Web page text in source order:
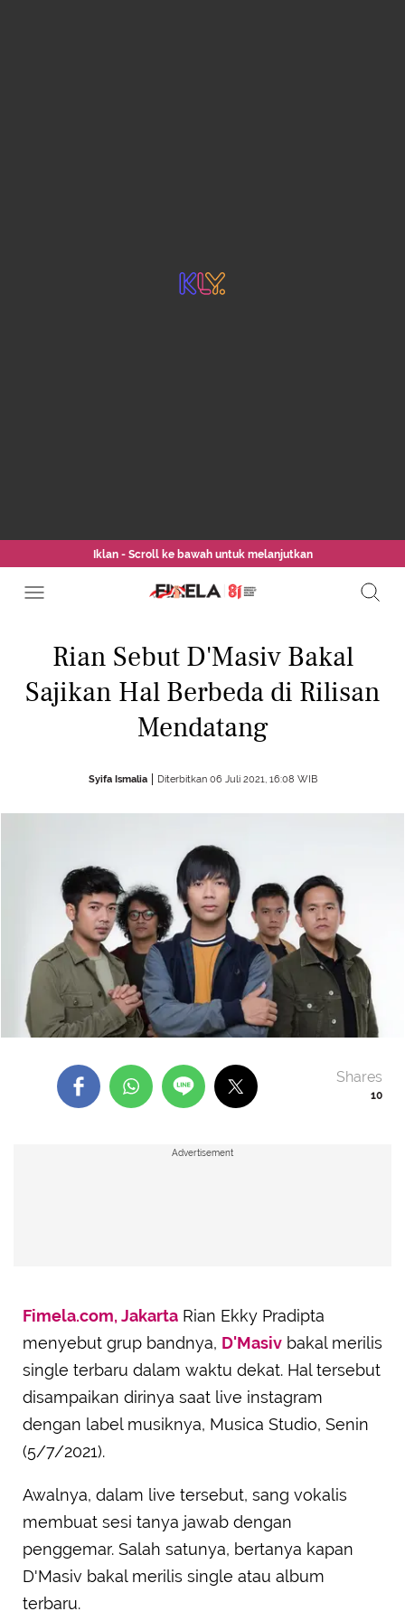
Iklan - Scroll ke bawah untuk melanjutkan
Rian Sebut D'Masiv Bakal
Sajikan Hal Berbeda di Rilisan
Mendatang
Syifa Ismalia Diterbitkan 06 Juli 2021, 16:08 WIB
10
Shares
Advertisement
Fimela.com, Jakarta Rian Ekky Pradipta
menyebut grup bandnya, D'Masiv bakal merilis
single terbaru dalam waktu dekat. Hal tersebut
disampaikan dirinya saat live instagram
dengan label musiknya, Musica Studio, Senin
(5/7/2021).
Awalnya, dalam live tersebut, sang vokalis
membuat sesi tanya jawab dengan
penggemar. Salah satunya, bertanya kapan
D'Masiv bakal merilis single atau album
terbaru.